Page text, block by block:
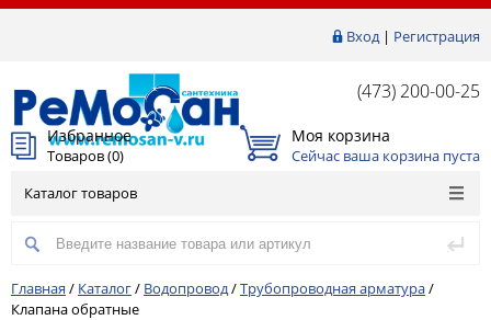
Вход| Регистрация
(473) 200-00-25
Избранное
Товаров (0)
Моя корзина
Сейчас ваша корзина пуста
Каталог товаров
Главная / Каталог/ Водопровод/Трубопроводная арматура/
Клапана обратные